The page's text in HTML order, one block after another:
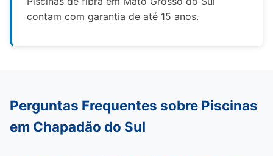
contam com garantia de até 15 anos.
Perguntas Frequentes sobre Piscinas
em Chapadão do Sul